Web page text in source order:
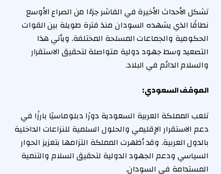
تشكل الأحداث الأخيرة في الفاشر جزءًا من الصراع الأوسع
نطاقًا الذي يشهده السودان منذ فترة طويلة بين القوات
الحكومية والجماعات المسلحة المختلفة. ويأتي هذا
التصعيد وسط جهود دولية متواصلة لتحقيق الاستقرار
والسلام الدائم في البلاد.
الموقف السعودي:
تلعب المملكة العربية السعودية دورًا دبلوماسيًا بارزًا في
دعم الاستقرار الإقليمي والحلول السلمية للنزاعات الداخلية
بالدول العربية. وقد أظهرت المملكة التزامها بتعزيز الحوار
السياسي ودعم الجهود الدولية لتحقيق السلام والتنمية
المستدامة في السودان.